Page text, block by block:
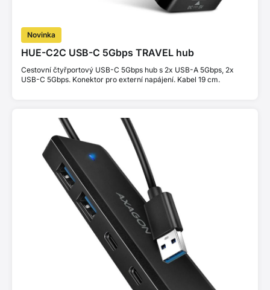
Novinka
HUE-C2C USB-C 5Gbps TRAVEL hub
Cestovní čtyřportový USB-C 5Gbps hub s 2x USB-A 5Gbps, 2x
USB-C 5Gbps. Konektor pro externí napájení. Kabel 19 cm.